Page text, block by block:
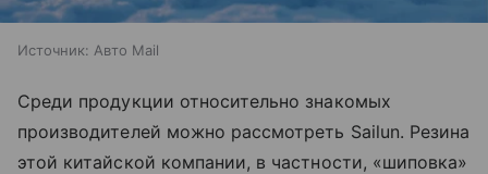
Источник: Авто Mail
Среди продукции относительно знакомых
производителей можно рассмотреть Sailun. Резина
этой китайской компании, в частности, «шиповка»